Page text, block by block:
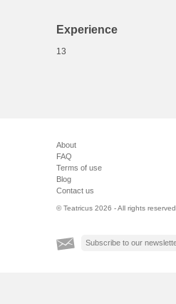
Experience
13
About
FAQ
Terms of use
Blog
Contact us
© Teatricus 2026 - All rights reserved